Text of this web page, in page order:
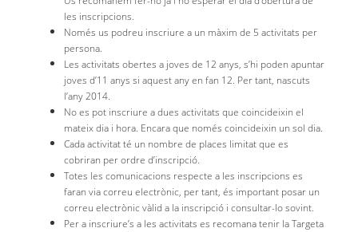
les inscripcions.
Només us podreu inscriure a un màxim de 5 activitats per
persona.
Les activitats obertes a joves de 12 anys, s’hi poden apuntar
joves d’11 anys si aquest any en fan 12. Per tant, nascuts
l’any 2014.
No es pot inscriure a dues activitats que coincideixin el
mateix dia i hora. Encara que només coincideixin un sol dia.
Cada activitat té un nombre de places limitat que es
cobriran per ordre d’inscripció.
Totes les comunicacions respecte a les inscripcions es
faran via correu electrònic, per tant, és important posar un
correu electrònic vàlid a la inscripció i consultar-lo sovint.
Per a inscriure’s a les activitats es recomana tenir la Targeta